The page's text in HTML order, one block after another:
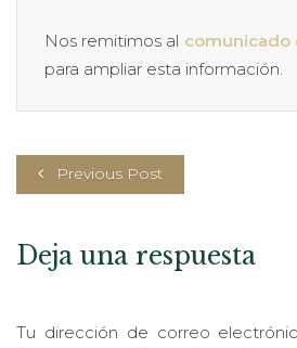
Nos remitimos al comunicado
para ampliar esta información.
Previous Post
Deja una respuesta
Tu dirección de correo